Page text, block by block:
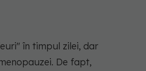
în timpul zilei, dar
De fapt,